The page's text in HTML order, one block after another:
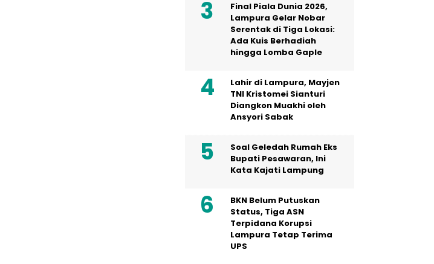
Final Piala Dunia 2026,
Lampura Gelar Nobar
Serentak di Tiga Lokasi:
Ada Kuis Berhadiah
hingga Lomba Gaple
Lahir di Lampura, Mayjen
TNI Kristomei Sianturi
Diangkon Muakhi oleh
Ansyori Sabak
Soal Geledah Rumah Eks
Bupati Pesawaran, Ini
Kata Kajati Lampung
BKN Belum Putuskan
Status, Tiga ASN
Terpidana Korupsi
Lampura Tetap Terima
UPS